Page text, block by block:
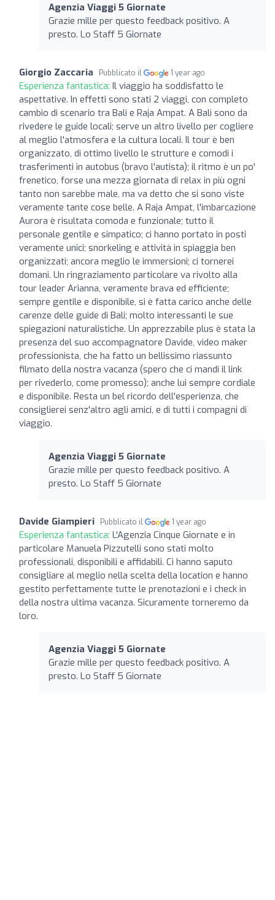
Agenzia Viaggi 5 Giornate
Grazie mille per questo feedback positivo. A
presto. Lo Staff 5 Giornate
Giorgio Zaccaria Pubblicato il 1 year ago
Esperienza fantastica: Il viaggio ha soddisfatto le
aspettative. In effetti sono stati 2 viaggi, con completo
cambio di scenario tra Bali e Raja Ampat. A Bali sono da
rivedere le guide locali; serve un altro livello per cogliere
al meglio l'atmosfera e la cultura locali. Il tour è ben
organizzato, di ottimo livello le strutture e comodi i
trasferimenti in autobus (bravo l'autista); il ritmo è un po'
frenetico, forse una mezza giornata di relax in più ogni
tanto non sarebbe male, ma va detto che si sono viste
veramente tante cose belle. A Raja Ampat, l'imbarcazione
Aurora è risultata comoda e funzionale; tutto il
personale gentile e simpatico; ci hanno portato in posti
veramente unici; snorkeling e attività in spiaggia ben
organizzati; ancora meglio le immersioni; ci tornerei
domani. Un ringraziamento particolare va rivolto alla
tour leader Arianna, veramente brava ed efficiente;
sempre gentile e disponibile, si è fatta carico anche delle
carenze delle guide di Bali; molto interessanti le sue
spiegazioni naturalistiche. Un apprezzabile plus è stata la
presenza del suo accompagnatore Davide, video maker
professionista, che ha fatto un bellissimo riassunto
filmato della nostra vacanza (spero che ci mandi il link
per rivederlo, come promesso); anche lui sempre cordiale
e disponibile. Resta un bel ricordo dell'esperienza, che
consiglierei senz'altro agli amici, e di tutti i compagni di
viaggio.
Agenzia Viaggi 5 Giornate
Grazie mille per questo feedback positivo. A
presto. Lo Staff 5 Giornate
Davide Giampieri Pubblicato il 1 year ago
Esperienza fantastica: L'Agenzia Cinque Giornate e in
particolare Manuela Pizzutelli sono stati molto
professionali, disponibili e affidabili. Ci hanno saputo
consigliare al meglio nella scelta della location e hanno
gestito perfettamente tutte le prenotazioni e i check in
della nostra ultima vacanza. Sicuramente torneremo da
loro.
Agenzia Viaggi 5 Giornate
Grazie mille per questo feedback positivo. A
presto. Lo Staff 5 Giornate